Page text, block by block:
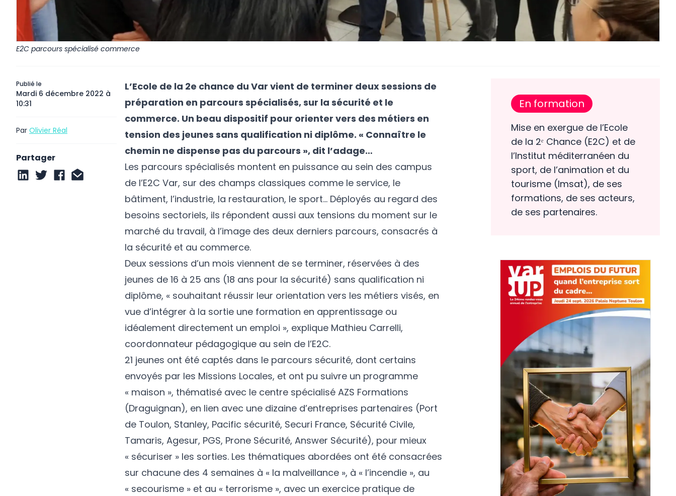
E2C parcours spécialisé commerce
Publié le
Mardi 6 décembre 2022 à
10:31
Par Olivier Réal
Partager
L’Ecole de la 2e chance du Var vient de terminer deux sessions de
préparation en parcours spécialisés, sur la sécurité et le
commerce. Un beau dispositif pour orienter vers des métiers en
tension des jeunes sans qualification ni diplôme. « Connaître le
chemin ne dispense pas du parcours », dit l’adage…
Les parcours spécialisés montent en puissance au sein des campus
de l’E2C Var, sur des champs classiques comme le service, le
bâtiment, l’industrie, la restauration, le sport… Déployés au regard des
besoins sectoriels, ils répondent aussi aux tensions du moment sur le
marché du travail, à l’image des deux derniers parcours, consacrés à
la sécurité et au commerce.
Deux sessions d’un mois viennent de se terminer, réservées à des
jeunes de 16 à 25 ans (18 ans pour la sécurité) sans qualification ni
diplôme, « souhaitant réussir leur orientation vers les métiers visés, en
vue d’intégrer à la sortie une formation en apprentissage ou
idéalement directement un emploi », explique Mathieu Carrelli,
coordonnateur pédagogique au sein de l’E2C.
21 jeunes ont été captés dans le parcours sécurité, dont certains
envoyés par les Missions Locales, et ont pu suivre un programme
« maison », thématisé avec le centre spécialisé AZS Formations
(Draguignan), en lien avec une dizaine d’entreprises partenaires (Port
de Toulon, Stanley, Pacific sécurité, Securi France, Sécurité Civile,
Tamaris, Agesur, PGS, Prone Sécurité, Answer Sécurité), pour mieux
« sécuriser » les sorties. Les thématiques abordées ont été consacrées
sur chacune des 4 semaines à « la malveillance », à « l’incendie », au
« secourisme » et au « terrorisme », avec un exercice pratique de
En formation
Mise en exergue de l’Ecole
de la 2ᵉ Chance (E2C) et de
l’Institut méditerranéen du
sport, de l’animation et du
tourisme (Imsat), de ses
formations, de ses acteurs,
de ses partenaires.